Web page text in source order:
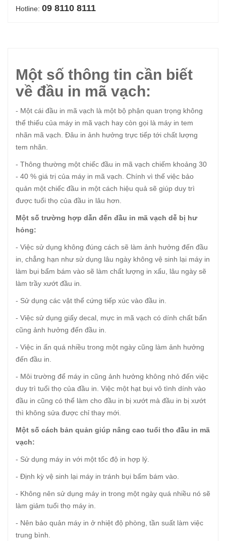
Hotline: 09 8110 8111
Một số thông tin cần biết
về đầu in mã vạch:
- Một cái đầu in mã vạch là một bộ phận quan trọng không
thể thiếu của máy in mã vạch hay còn gọi là máy in tem
nhãn mã vạch. Đâu in ảnh hưởng trực tiếp tới chất lượng
tem nhãn.
- Thông thường một chiếc đầu in mã vạch chiếm khoảng 30
- 40 % giá trị của máy in mã vạch. Chính vì thế việc bảo
quản một chiếc đầu in một cách hiệu quả sẽ giúp duy trì
được tuổi thọ của đầu in lâu hơn.
Một số trường hợp dẫn đến đầu in mã vạch dễ bị hư
hỏng:
- Việc sử dụng không đúng cách sẽ làm ảnh hưởng đến đầu
in, chẳng hạn như sử dụng lâu ngày không vệ sinh lại máy in
làm bụi bẩm bám vào sẽ làm chất lượng in xấu, lâu ngày sẽ
làm trầy xướt đầu in.
- Sử dụng các vật thể cứng tiếp xúc vào đầu in.
- Việc sử dụng giấy decal, mực in mã vạch có dính chất bẩn
cũng ảnh hưởng đến đầu in.
- Việc in ấn quá nhiều trong một ngày cũng làm ảnh hưởng
đến đầu in.
- Môi trường để máy in cũng ảnh hưởng không nhỏ đến việc
duy trì tuổi thọ của đầu in. Việc một hạt bụi vô tình dính vào
đầu in cũng có thể làm cho đầu in bị xướt mà đầu in bị xướt
thì không sửa được chỉ thay mới.
Một số cách bản quản giúp nâng cao tuổi tho đầu in mã
vạch:
- Sử dụng máy in với một tốc độ in hợp lý.
- Định kỳ vệ sinh lại máy in tránh bụi bẩm bám vào.
- Không nên sử dụng máy in trong một ngày quá nhiều nó sẽ
làm giảm tuổi thọ máy in.
- Nên bảo quản máy in ở nhiệt độ phòng, tần suất làm việc
trung bình.